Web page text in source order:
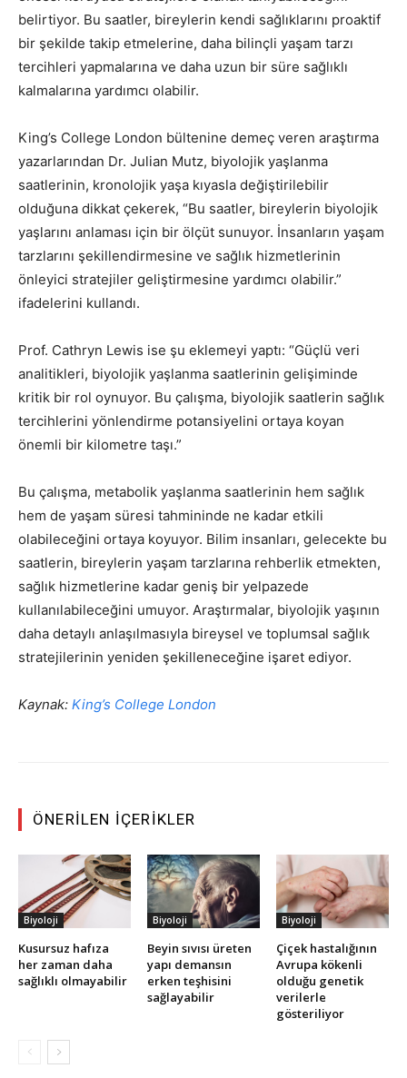
belirtiyor. Bu saatler, bireylerin kendi sağlıklarını proaktif
bir şekilde takip etmelerine, daha bilinçli yaşam tarzı
tercihleri yapmalarına ve daha uzun bir süre sağlıklı
kalmalarına yardımcı olabilir.
King’s College London bültenine demeç veren araştırma
yazarlarından Dr. Julian Mutz, biyolojik yaşlanma
saatlerinin, kronolojik yaşa kıyasla değiştirilebilir
olduğuna dikkat çekerek, “Bu saatler, bireylerin biyolojik
yaşlarını anlaması için bir ölçüt sunuyor. İnsanların yaşam
tarzlarını şekillendirmesine ve sağlık hizmetlerinin
önleyici stratejiler geliştirmesine yardımcı olabilir.”
ifadelerini kullandı.
Prof. Cathryn Lewis ise şu eklemeyi yaptı: “Güçlü veri
analitikleri, biyolojik yaşlanma saatlerinin gelişiminde
kritik bir rol oynuyor. Bu çalışma, biyolojik saatlerin sağlık
tercihlerini yönlendirme potansiyelini ortaya koyan
önemli bir kilometre taşı.”
Bu çalışma, metabolik yaşlanma saatlerinin hem sağlık
hem de yaşam süresi tahmininde ne kadar etkili
olabileceğini ortaya koyuyor. Bilim insanları, gelecekte bu
saatlerin, bireylerin yaşam tarzlarına rehberlik etmekten,
sağlık hizmetlerine kadar geniş bir yelpazede
kullanılabileceğini umuyor. Araştırmalar, biyolojik yaşının
daha detaylı anlaşılmasıyla bireysel ve toplumsal sağlık
stratejilerinin yeniden şekilleneceğine işaret ediyor.
Kaynak: King’s College London
ÖNERILEN İÇERIKLER
Biyoloji
Kusursuz hafıza
her zaman daha
sağlıklı olmayabilir
Biyoloji
Beyin sıvısı üreten
yapı demansın
erken teşhisini
sağlayabilir
Biyoloji
Çiçek hastalığının
Avrupa kökenli
olduğu genetik
verilerle
gösteriliyor